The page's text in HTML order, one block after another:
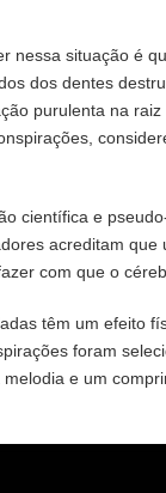
nessa situação é
dos dentes
purulenta na
científica e
acreditam
com que o
têm um efeito
foram
e um